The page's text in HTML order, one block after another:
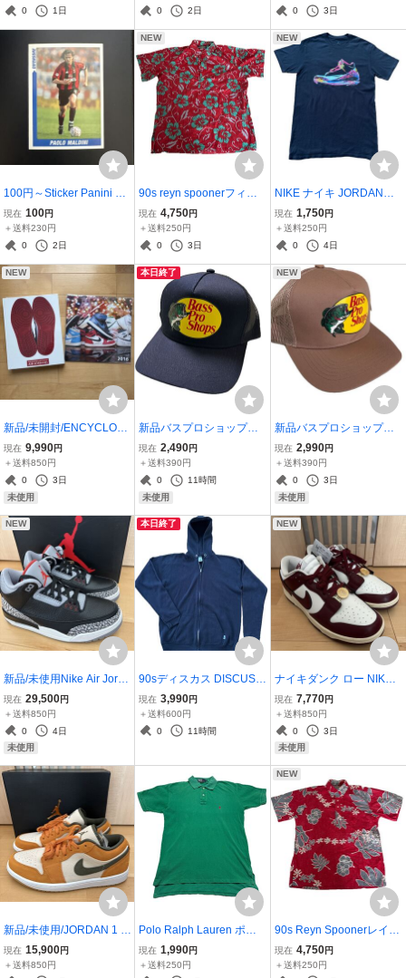
0
1日
0
2日
AサイズM
0
3日
100円～Sticker Panini Su
percalcio 2000 Paolo Mal
dini MADE IN ITALY パオ
ロ・マルディーニ
現在 100円
＋送料230円
0
2日
NEW
90s reyn spoonerフィ
ル・エドワーズ・レイン
スプーナー プルオーバー
ハワイアンアロハ シャ
ワイ製
現在 4,750円
＋送料250円
0
3日
NEW
NIKE ナイキ JORDANジ
ョーダン３Tシャツ Lサイ
ズメキシコ製 ブラック
現在 1,750円
＋送料250円
0
4日
NEW
新品/未開封/ENCYCLOPE
DIA OF AIR JORDANS W/
SLIPCASE + 2016 Calen
dar Bonus SEALED BRA
ND NEW
現在 9,990円
＋送料850円
0
3日
未使用
本日終了
新品バスプロショップメ
ッシュキャップ・ネイビ
ー Bass Pro Shops サイ
ズ：フリー
現在 2,490円
＋送料390円
0
11時間
未使用
NEW
新品バスプロショップメ
ッシュキャップ・ベージ
ュ系Bass Pro Shops サイ
ズ：フリー
現在 2,990円
＋送料390円
0
3日
未使用
NEW
新品/未使用Nike Air Jorda
n 3 Retro OG "Black Cem
entブラックセメント" (20
18)
現在 29,500円
＋送料850円
0
4日
未使用
本日終了
90sディスカス DISCUSフ
ルジップ パーカー アメリ
カ製Mサイズ ネイビーMa
de in USAレア
現在 3,990円
＋送料600円
0
11時間
NEW
ナイキダンク ロー NIKE S
E DUNK LOW SE セイル/
チームレッド DV1160-10
1
現在 7,770円
＋送料850円
0
3日
未使用
新品/未使用/JORDAN 1 L
OW SE WHITE/MEDIUM
OLIVE-LIGHT CURRY-W
現在 15,900円
＋送料850円
Polo Ralph Lauren ポロ
ラルフローレンMADE IN
USA 半袖 ポロシャツ古着
現在 1,990円
＋送料250円
NEW
90s Reyn Spoonerレイン
スプーナー プルオーバー
ハワイアンアロハ シャ
現在 4,750円
＋送料250円